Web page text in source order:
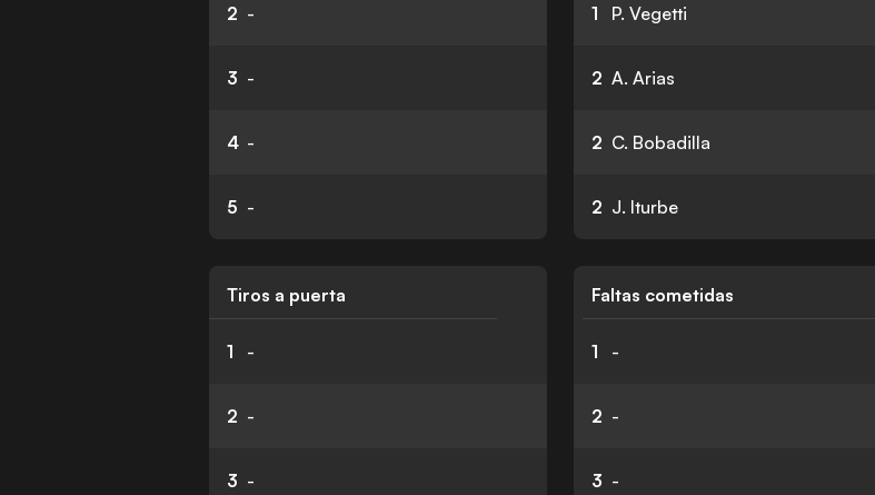
2 -
3 -
4 -
5 -
1 P. Vegetti
2 A. Arias
2 C. Bobadilla
2 J. Iturbe
Tiros a puerta
1 -
2 -
3 -
Faltas cometidas
1 -
2 -
3 -